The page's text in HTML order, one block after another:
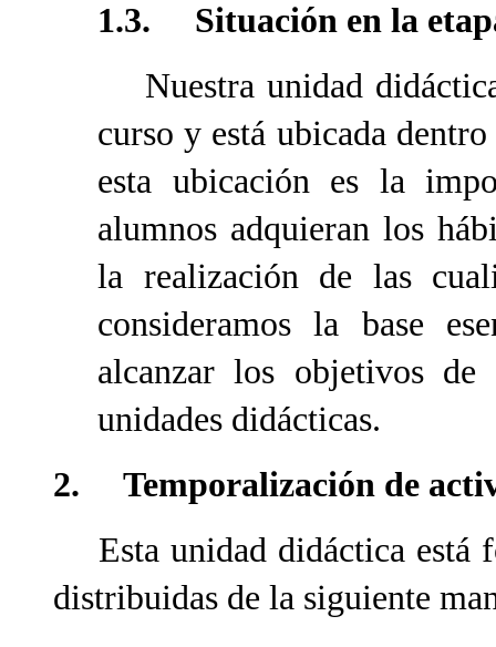
1.3. Situación en la
Nuestra unidad
curso y está ubicada
esta ubicación es la
alumnos adquieran los
la realización de las
consideramos la base
alcanzar los objetivos
unidades didácticas.
2. Temporalización de
Esta unidad didáctica está
distribuidas de la siguiente